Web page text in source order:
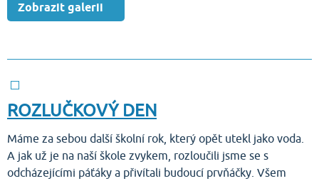
Zobrazit galerii
ROZLUČKOVÝ DEN
Máme za sebou další školní rok, který opět utekl jako voda.
A jak už je na naší škole zvykem, rozloučili jsme se s
odcházejícími páťáky a přivítali budoucí prvňáčky. Všem